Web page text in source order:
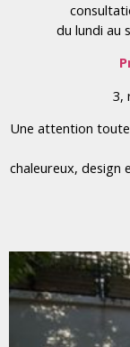
du lundi au
3,
Une attention
chaleureux,